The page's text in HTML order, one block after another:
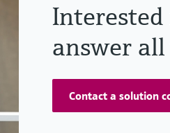
answer
Contact a solution